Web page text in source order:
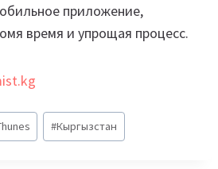
приложение,
время и упрощая процесс.
#Кыргызстан